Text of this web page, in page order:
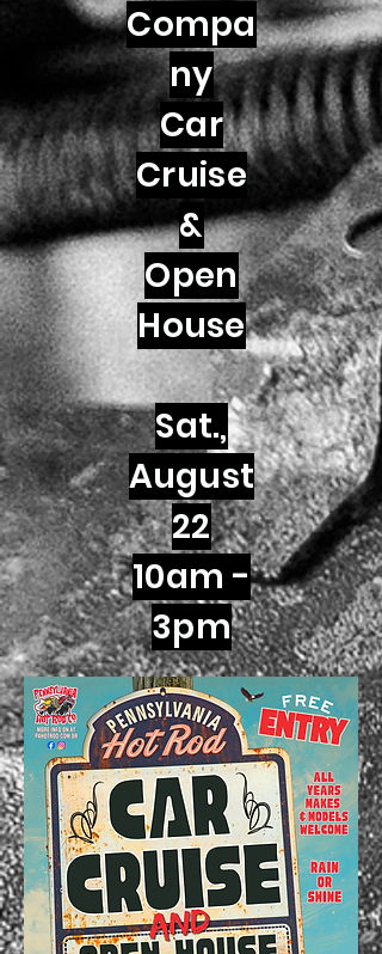
Compa
ny
Car
Cruise
&
Open
House
Sat.,
August
22
10am -
3pm